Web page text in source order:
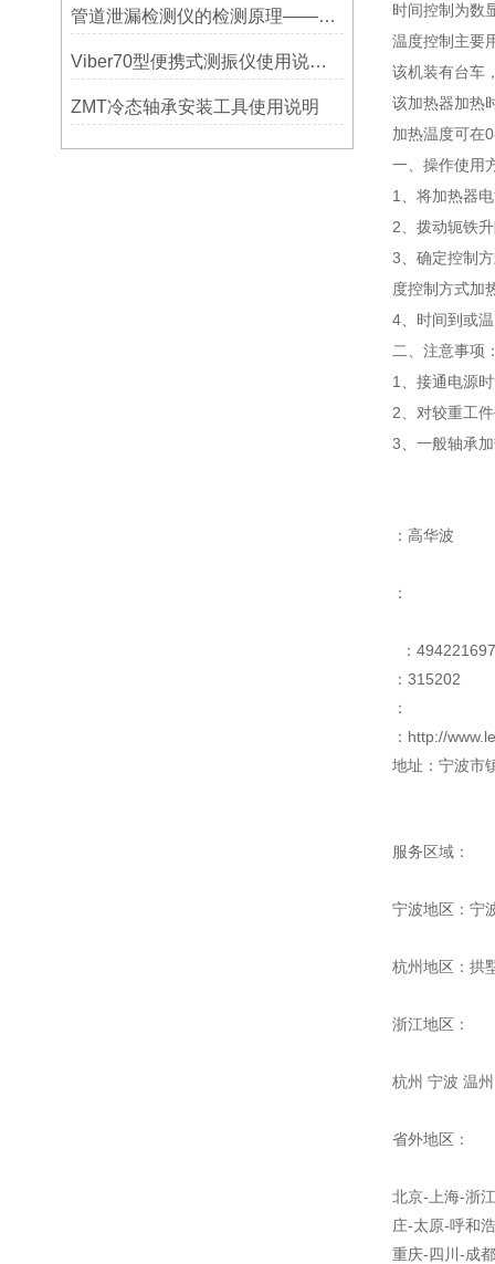
管道泄漏检测仪的检测原理——宁波利德
Viber70型便携式测振仪使用说明书-宁波市镇海利德仪器设备公司
ZMT冷态轴承安装工具使用说明
时间控制为数
温度控制主要
该机装有台车
该加热器加热
加热温度可
一、操作使用
1、将加热器
2、拨动轭铁
3、确定控制
度控制方式加
4、时间到或
二、注意事项
1、接通电源
2、对较重工
3、一般轴承
：高华波
：
：494221697
：315202
：
：http://
地址：宁波市
服务区域：
宁波地区：宁
杭州地区：拱
浙江地区：
杭州 宁波 温
省外地区：
北京-上海-浙
庄-太原-呼和
重庆-四川-成